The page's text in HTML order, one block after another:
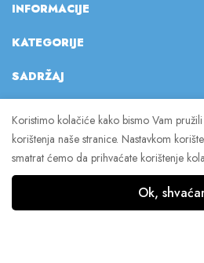
INFORMACIJE
KATEGORIJE
SADRŽAJ
© 2023 Lively Pharm.
Koristimo kolačiće kako bismo Vam
korištenja naše stranice. Nastavkom
smatrat ćemo da prihvaćate korištenje
Ok,